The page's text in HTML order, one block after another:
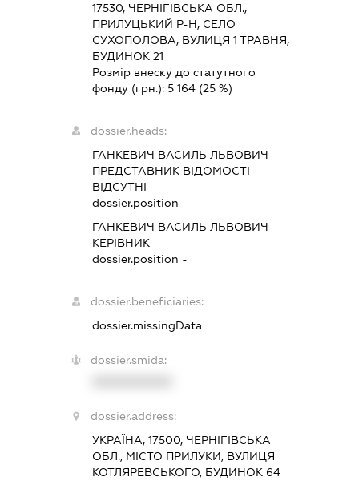
17530, ЧЕРНІГІВСЬКА ОБЛ.,
ПРИЛУЦЬКИЙ Р-Н, СЕЛО
СУХОПОЛОВА, ВУЛИЦЯ 1 ТРАВНЯ,
БУДИНОК 21
Розмір внеску до статутного
фонду (грн.): 5 164(25 %)
dossier.heads:
ГАНКЕВИЧ ВАСИЛЬ ЛЬВОВИЧ -
ПРЕДСТАВНИКВІДОМОСТІ
ВІДСУТНІ
dossier.position -
ГАНКЕВИЧ ВАСИЛЬ ЛЬВОВИЧ -
КЕРІВНИК
dossier.position -
dossier.beneficiaries:
dossier.missingData
dossier.smida:
dossier.address:
УКРАЇНА, 17500, ЧЕРНІГІВСЬКА
ОБЛ., МІСТО ПРИЛУКИ, ВУЛИЦЯ
КОТЛЯРЕВСЬКОГО, БУДИНОК 64